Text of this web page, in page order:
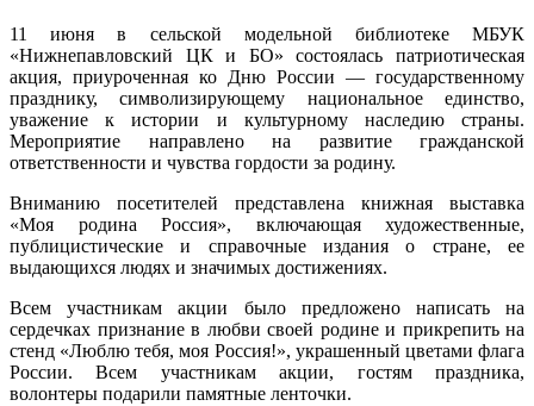
11 июня в сельской модельной библиотеке МБУК
«Нижнепавловский ЦК и БО» состоялась патриотическая
акция, приуроченная ко Дню России — государственному
празднику, символизирующему национальное единство,
уважение к истории и культурному наследию страны.
Мероприятие направлено на развитие гражданской
ответственности и чувства гордости за родину.
Вниманию посетителей представлена книжная выставка
«Моя родина Россия», включающая художественные,
публицистические и справочные издания о стране, ее
выдающихся людях и значимых достижениях.
Всем участникам акции было предложено написать на
сердечках признание в любви своей родине и прикрепить на
стенд «Люблю тебя, моя Россия!», украшенный цветами флага
России. Всем участникам акции, гостям праздника,
волонтеры подарили памятные ленточки.